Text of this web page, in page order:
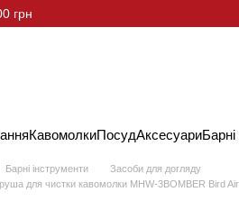
грн
КавомолкиПосудАксесуари
Барні інструменти
Засоби для догляду
для чистки кавомолки MHW-3BOMBER Bird